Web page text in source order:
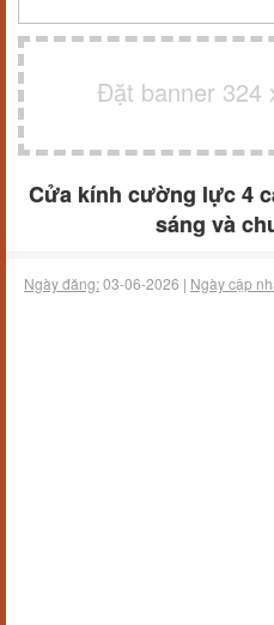
Đặt banner 324
Cửa kính cường lực 4
sáng và
Ngày đăng:03-06-2026 | Ngày cập